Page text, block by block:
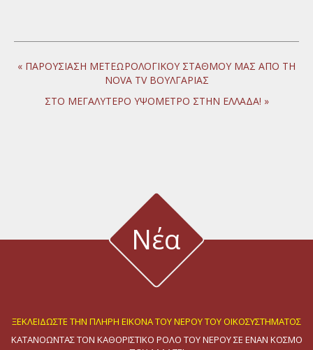
« ΠΑΡΟΥΣΙΑΣΗ ΜΕΤΕΩΡΟΛΟΓΙΚΟΥ ΣΤΑΘΜΟΥ ΜΑΣ ΑΠΟ ΤΗ
NOVA TV ΒΟΥΛΓΑΡΙΑΣ
ΣΤΟ ΜΕΓΑΛΥΤΕΡΟ ΥΨΟΜΕΤΡΟ ΣΤΗΝ ΕΛΛΑΔΑ! »
Νέα
Νέα καινοτόμα όργανα φυσιολογίας φυτών από τον οίκο ADC
ΞΕΚΛΕΙΔΩΣΤΕ ΤΗΝ ΠΛΗΡΗ ΕΙΚΟΝΑ ΤΟΥ ΝΕΡΟΥ ΤΟΥ ΟΙΚΟΣΥΣΤΗΜΑΤΟΣ
ΚΑΤΑΝΟΩΝΤΑΣ ΤΟΝ ΚΑΘΟΡΙΣΤΙΚΟ ΡΟΛΟ ΤΟΥ ΝΕΡΟΥ ΣΕ ΕΝΑΝ ΚΟΣΜΟ
ΠΟΥ ΑΛΛΑΖΕΙ
ΕΠΙΔΕΙΞΗ ΠΡΟΗΓΜΕΝΩΝ ΟΡΓΑΝΩΝ ΜΕΤΡΗΣΗΣ ΠΑΡΟΧΗΣ ΚΑΙ ΤΑΧΥΤΗΤΑΣ
11 Μαρτίου 2025